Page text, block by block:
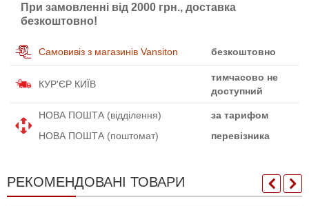
При замовленні від 2000 грн., доставка
безкоштовно!
Самовивіз з магазинів Vansiton безкоштовно
КУР'ЄР КИЇВ
тимчасово не
доступний
НОВА ПОШТА (відділення)
за тарифом
НОВА ПОШТА (поштомат)
перевізника
РЕКОМЕНДОВАНІ ТОВАРИ